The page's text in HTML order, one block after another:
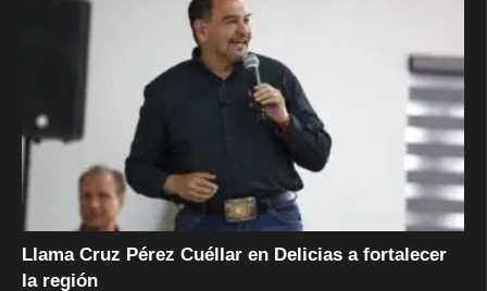
Llama Cruz Pérez Cuéllar en Delicias a fortalecer
la región